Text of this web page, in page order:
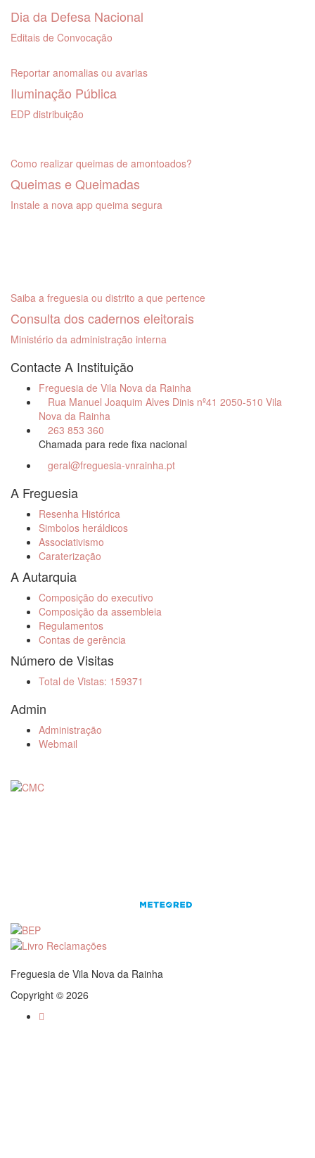
Dia da Defesa Nacional
Editais de Convocação
Reportar anomalias ou avarias
Iluminação Pública
EDP distribuição
Como realizar queimas de amontoados?
Queimas e Queimadas
Instale a nova app queima segura
Saiba a freguesia ou distrito a que pertence
Consulta dos cadernos eleitorais
Ministério da administração interna
Contacte A Instituição
Freguesia de Vila Nova da Rainha
Rua Manuel Joaquim Alves Dinis nº41 2050-510 Vila
Nova da Rainha
263 853 360
Chamada para rede fixa nacional
geral@freguesia-vnrainha.pt
A Freguesia
Resenha Histórica
Simbolos heráldicos
Associativismo
Caraterização
A Autarquia
Composição do executivo
Composição da assembleia
Regulamentos
Contas de gerência
Número de Visitas
Total de Vistas: 159371
Admin
Administração
Webmail
Freguesia de Vila Nova da Rainha
Copyright © 2026